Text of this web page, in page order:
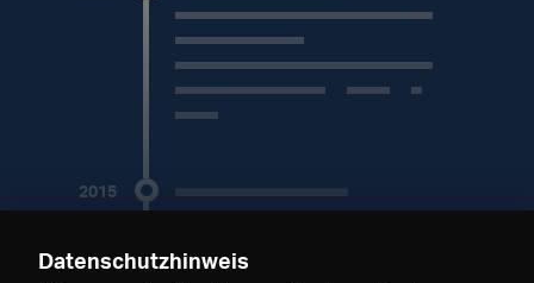
________________________
____________
________________________
______________ 2015 -
2016
2015
____ Abschluss 2015
Datenschutzhinweis